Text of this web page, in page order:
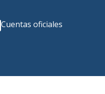
Cuentas oficiales